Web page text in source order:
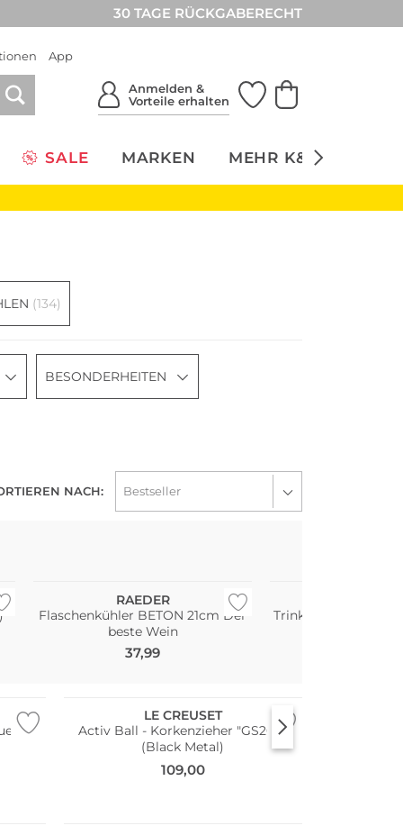
30 TAGE RÜCKGABERECHT
App
Anmelden &
Vorteile erhalten
SALE MARKEN MEHR K&Ö
(134)
BESONDERHEITEN
NACH:
RAEDER
Flaschenkühler BETON 21cm Der
beste Wein
37,99
Trinkhalme Set
LE CREUSET
Activ Ball - Korkenzieher "GS200"
(Black Metal)
109,00